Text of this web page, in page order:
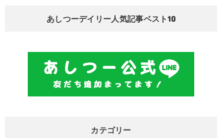
あしつーデイリー人気記事ベスト10
カテゴリー